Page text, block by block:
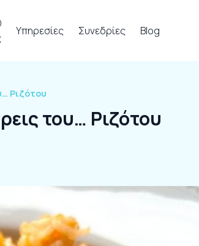
Υπηρεσίες Συνεδρίες Blog
Ριζότου
του… Ριζότου